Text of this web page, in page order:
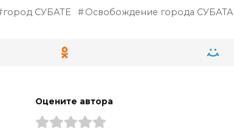
город СУБАТЕ Освобождение города СУБАТА
Оцените автора